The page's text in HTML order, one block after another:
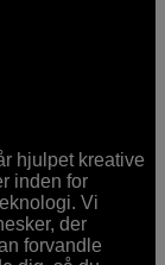
hjulpet kreative
inden for
Vi
der
forvandle